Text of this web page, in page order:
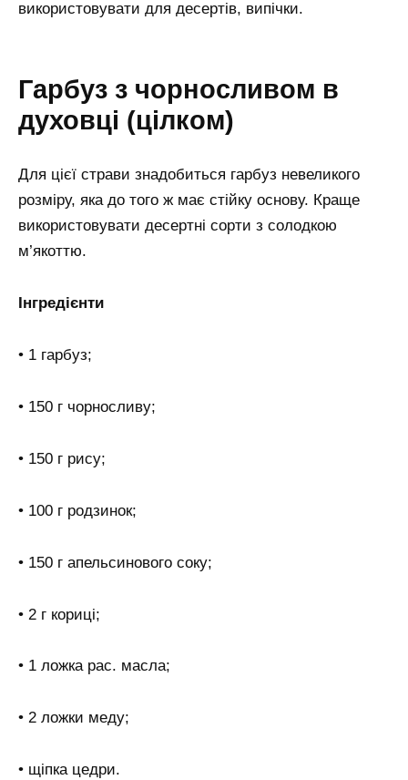
використовувати для десертів, випічки.
Гарбуз з чорносливом в
духовці (цілком)
Для цієї страви знадобиться гарбуз невеликого
розміру, яка до того ж має стійку основу. Краще
використовувати десертні сорти з солодкою
м’якоттю.
Інгредієнти
• 1 гарбуз;
• 150 г чорносливу;
• 150 г рису;
• 100 г родзинок;
• 150 г апельсинового соку;
• 2 г кориці;
• 1 ложка рас. масла;
• 2 ложки меду;
• щіпка цедри.